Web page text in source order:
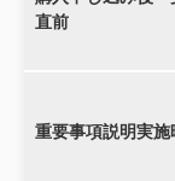
直前
重要事項説明実施